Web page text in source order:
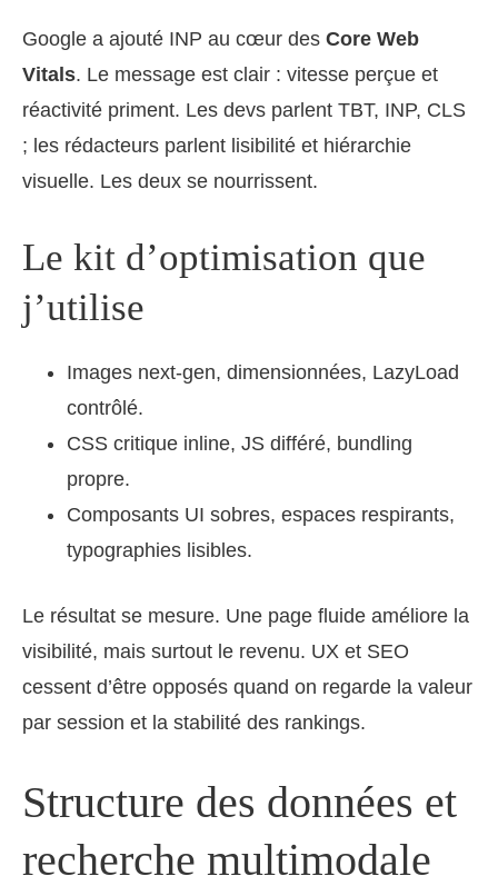
Google a ajouté INP au cœur des Core Web
Vitals. Le message est clair : vitesse perçue et
réactivité priment. Les devs parlent TBT, INP, CLS
; les rédacteurs parlent lisibilité et hiérarchie
visuelle. Les deux se nourrissent.
Le kit d’optimisation que
j’utilise
Images next-gen, dimensionnées, LazyLoad
contrôlé.
CSS critique inline, JS différé, bundling
propre.
Composants UI sobres, espaces respirants,
typographies lisibles.
Le résultat se mesure. Une page fluide améliore la
visibilité, mais surtout le revenu. UX et SEO
cessent d’être opposés quand on regarde la valeur
par session et la stabilité des rankings.
Structure des données et
recherche multimodale